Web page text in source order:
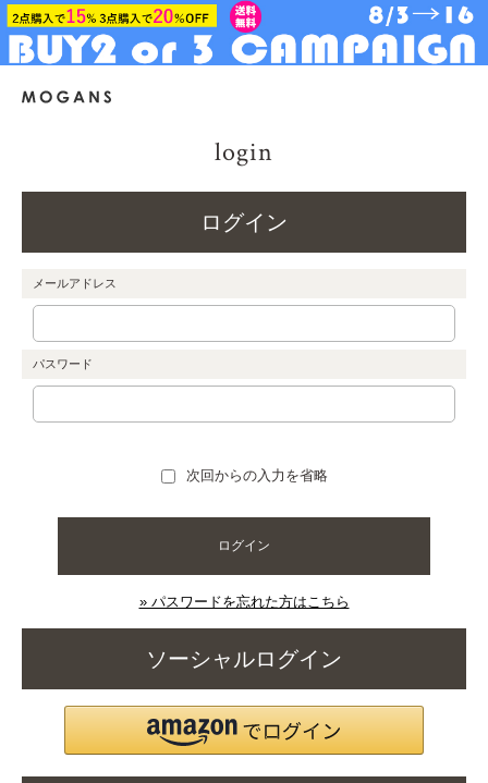
login
ログイン
メールアドレス
パスワード
次回からの入力を省略
ログイン
» パスワードを忘れた方はこちら
ソーシャルログイン